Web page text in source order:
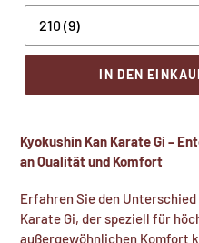
IN DEN
Kyokushin Kan Karate Gi –
an Qualität und Komfort
Erfahren Sie den
Karate Gi, der speziell für
außergewöhnlichen Komfort